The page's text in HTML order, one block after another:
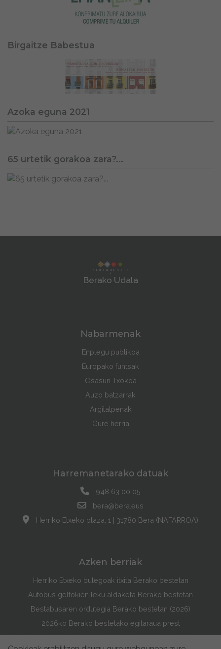
Birgaitze Babestua
Azoka eguna 2021
65 urtetik gorakoa zara?...
Berako Udala
Nabarmenak
Enplegu publikoa
Europako funtsak
Osasun Txokoa
Auzo batzarrak
Argitalpenak
Gure herria
Harremanetarako datuak
948 63 00 05
bera@bera.eus
Herriko Etxeko plaza, 1 | 31780 Bera (NAFARROA)
Azken berriak
Herriko Etxeko bulegoak itxita Berako bestetan
Autobus geltokien leku aldaketa Berako bestetan
Bestabusaren ordutegia Berako bestetan (2026)
2026ko Berako bestetako egitaraua prest
Maddi Lasarte Barredok irabazi du 2026ko Berako Bestetako Egitarauaren Azala Lehiaketa